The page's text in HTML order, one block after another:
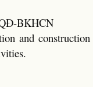
BKHCN
and